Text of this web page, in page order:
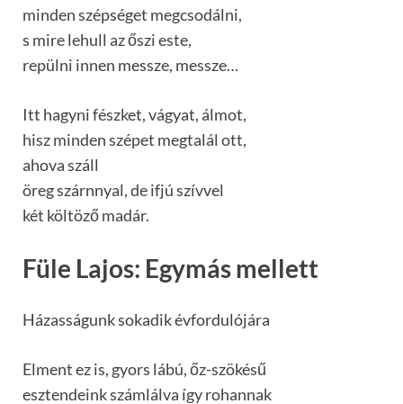
minden szépséget megcsodálni,
s mire lehull az őszi este,
repülni innen messze, messze…
Itt hagyni fészket, vágyat, álmot,
hisz minden szépet megtalál ott,
ahova száll
öreg szárnnyal, de ifjú szívvel
két költöző madár.
Füle Lajos: Egymás mellett
Házasságunk sokadik évfordulójára
Elment ez is, gyors lábú, őz-szökésű
esztendeink számlálva így rohannak